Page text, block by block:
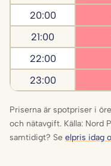
20:00
21:00
22:00
23:00
Priserna är spotpriser i
och nätavgift. Källa: Nord
samtidigt? Se elpris idag